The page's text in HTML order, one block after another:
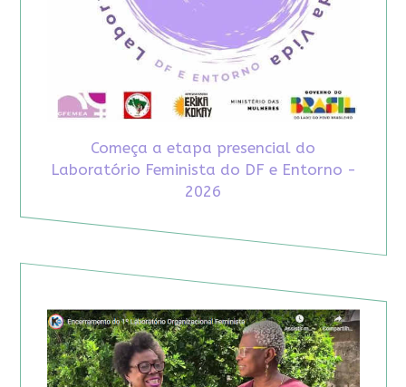
Começa a etapa presencial do
Laboratório Feminista do DF e Entorno -
2026